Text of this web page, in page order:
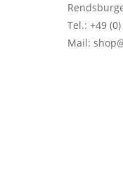
Tel.: +49
Mail: